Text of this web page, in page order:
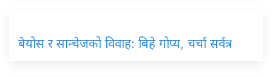
बेयोस र सान्चेजको विवाह: बिहे गोप्य, चर्चा सर्वत्र